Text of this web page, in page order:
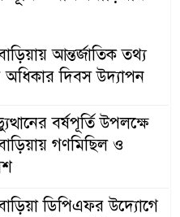
আন্তর্জাতিক তথ্য
অধিকার দিবস উদ্যাপন
বর্ষপূর্তি উপলক্ষে
গণমিছিল ও
ডিপিএফর উদ্যোগে